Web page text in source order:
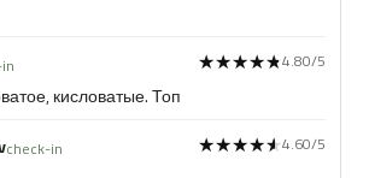
★★★★★
★★★★★4.80/5
кисловатые. Топ
check-in ★★★★★
★★★★★4.60/5